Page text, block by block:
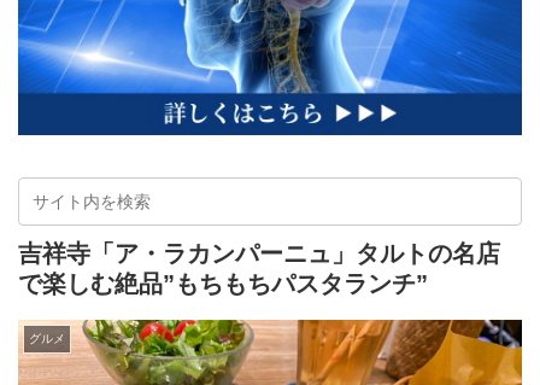
吉祥寺「ア・ラカンパーニュ」タルトの名店
で楽しむ絶品”もちもちパスタランチ”
グルメ